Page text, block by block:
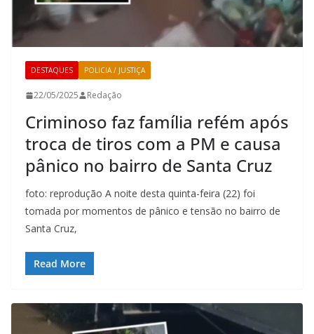
DESTAQUES POLICIA / JUSTIÇA
22/05/2025 Redação
Criminoso faz família refém após
troca de tiros com a PM e causa
pânico no bairro de Santa Cruz
foto: reprodução A noite desta quinta-feira (22) foi
tomada por momentos de pânico e tensão no bairro de
Santa Cruz,
Read More